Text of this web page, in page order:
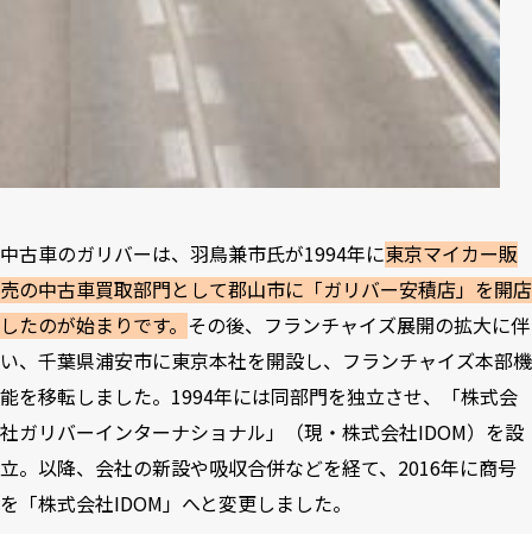
中古車のガリバーは、羽鳥兼市氏が1994年に東京マイカー販
売の中古車買取部門として郡山市に「ガリバー安積店」を開店
したのが始まりです。 その後、フランチャイズ展開の拡大に伴
い、千葉県浦安市に東京本社を開設し、フランチャイズ本部機
能を移転しました。1994年には同部門を独立させ、「株式会
社ガリバーインターナショナル」（現・株式会社IDOM）を設
立。以降、会社の新設や吸収合併などを経て、2016年に商号
を「株式会社IDOM」へと変更しました。